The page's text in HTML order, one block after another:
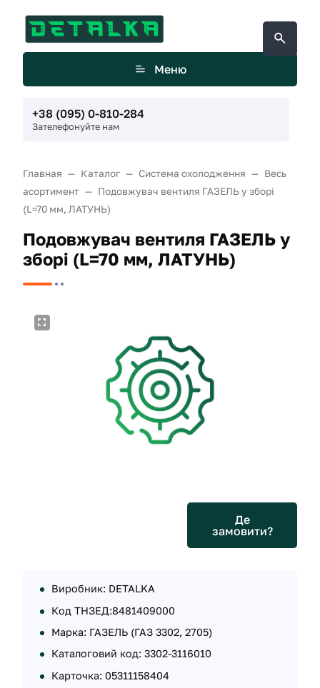
Меню
+38 (095) 0-810-284
Зателефонуйте нам
Главная Каталог Система охолодження
Весь
асортимент
Подовжувач вентиля ГАЗЕЛЬ у зборі
(L=70 мм, ЛАТУНЬ)
Подовжувач вентиля ГАЗЕЛЬ у
зборі (L=70 мм, ЛАТУНЬ)
Де
замовити?
Виробник: DETALKA
Код ТНЗЕД:8481409000
Марка: ГАЗЕЛЬ (ГАЗ 3302, 2705)
Каталоговий код: 3302-3116010
Карточка: 05311158404